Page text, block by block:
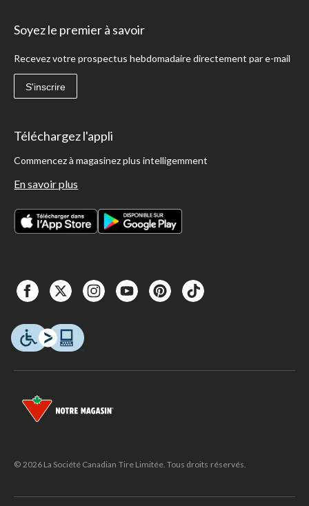
Soyez le premier à savoir
Recevez votre prospectus hebdomadaire directement par e-mail
S'inscrire
Téléchargez l'appli
Commencez à magasinez plus intelligemment
En savoir plus
© 2026 La Société Canadian Tire Limitée. Tous droits réservés.